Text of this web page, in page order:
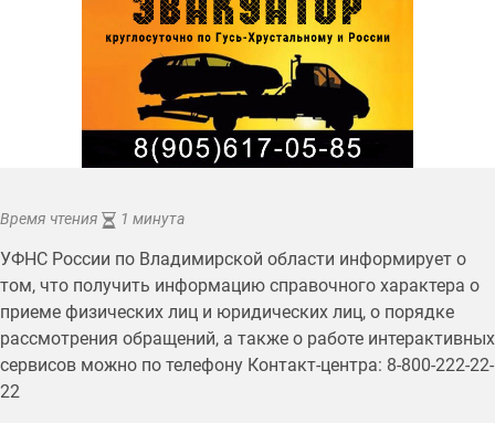
Время чтения 1 минута
УФНС России по Владимирской области информирует о
том, что получить информацию справочного характера о
приеме физических лиц и юридических лиц, о порядке
рассмотрения обращений, а также о работе интерактивных
сервисов можно по телефону Контакт-центра: 8-800-222-22-
22